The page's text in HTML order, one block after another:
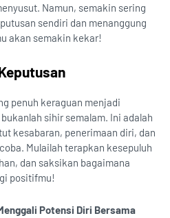
Namun, semakin sering
sendiri dan menanggung
akan semakin kekar!
penuh keraguan menjadi
sihir semalam. Ini adalah
kesabaran, penerimaan diri, dan
Mulailah terapkan kesepuluh
dan saksikan bagaimana
positifmu!
Potensi Diri Bersama